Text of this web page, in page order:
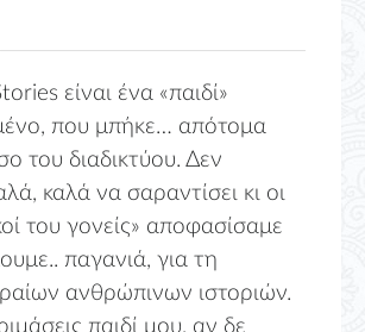
είναι ένα «παιδί»
που μπήκε… απότομα
του διαδικτύου. Δεν
καλά να σαραντίσει κι οι
του γονείς» αποφασίσαμε
παγανιά, για τη
ανθρώπινων ιστοριών.
παιδί μου, αν δε